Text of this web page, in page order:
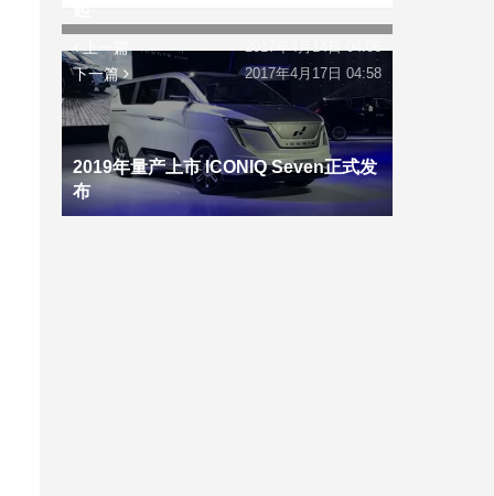
上一篇 2017年4月14日 04:06
下一篇
2019年量产上市 ICONIQ Seven正式发
布
2017年4月17日 04:58